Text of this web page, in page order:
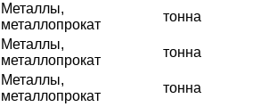
Металлы,
металлопрокат
тонна
Металлы,
металлопрокат
тонна
Металлы,
металлопрокат
тонна